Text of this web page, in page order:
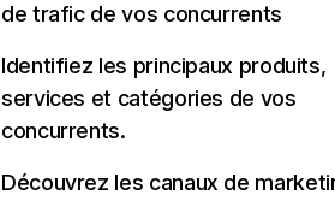
de trafic de vos concurrents
Identifiez les principaux produits,
services et catégories de vos
concurrents.
Découvrez les canaux de